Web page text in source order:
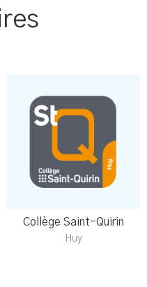
Collège Saint-Quirin
Huy